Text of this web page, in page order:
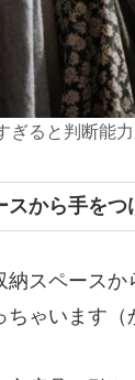
ぎると判断能力
スから手をつ
納スペースか
ゃいます（